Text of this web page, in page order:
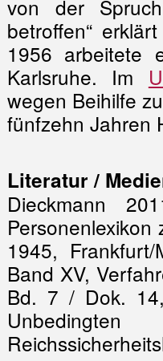
von der
betroffen“
1956 arbeitete
Karlsruhe. Im
wegen Beihilfe
fünfzehn Jahren
Literatur /
Dieckmann
1945,
Band XV,
Bd. 7 / Dok.